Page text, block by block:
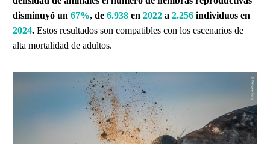
disminuyó un 67%, de 6.938 en 2022 a 2.256 individuos en
2024. Estos resultados son compatibles con los escenarios de
alta mortalidad de adultos.